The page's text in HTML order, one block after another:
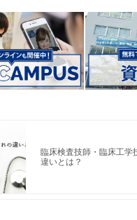
臨床検査技師・臨床工学
違いとは？